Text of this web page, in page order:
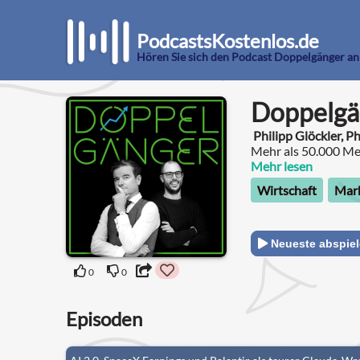
PodcastsKostenlos.de
Hören Sie sich den Podcast Doppelgänger an
0 0
Philipp Glöckler,
Mehr als 50.000
Tech-Experten
Ereignisse aus den
Führung der
Mehr lesen
Wirtschaft
Neueste
Episoden